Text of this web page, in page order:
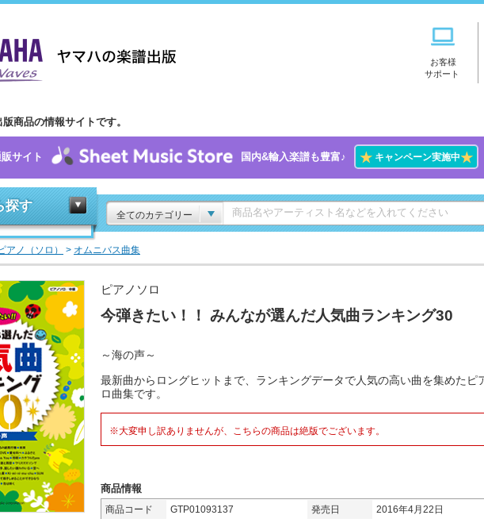
お客様
サポート
商品の情報サイトです。
サイト 国内&輸入楽譜も豊富♪ ★キャンペーン実施中★
探す
全てのカテゴリー
アノ（ソロ） > オムニバス曲集
ピアノソロ
今弾きたい！！ みんなが選んだ人気曲ランキング30
～海の声～
最新曲からロングヒットまで、ランキングデータで人気の高い曲を集めたピ
ロ曲集です。
※大変申し訳ありませんが、こちらの商品は絶版でございます。
商品情報
商品コード GTP01093137 発売日
2016年4月22日